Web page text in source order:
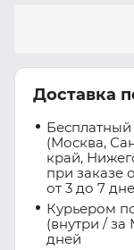
Доставка
(Москва,
край,
при заказе
от 3 до 7
Курьером
(внутри /
дней